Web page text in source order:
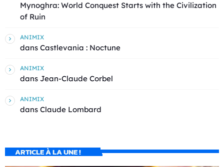
Mynoghra: World Conquest Starts with the Civilization
of Ruin
ANIMIX
dans Castlevania : Noctune
ANIMIX
dans Jean-Claude Corbel
ANIMIX
dans Claude Lombard
ARTICLE À LA UNE !